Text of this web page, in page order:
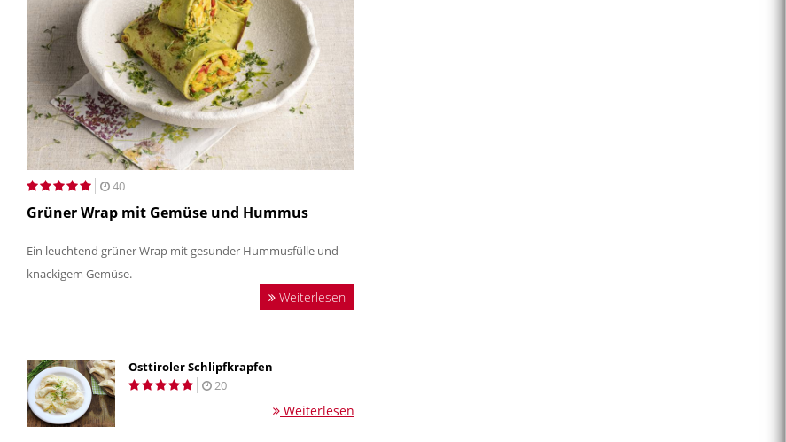
40
Grüner Wrap mit Gemüse und Hummus
Ein leuchtend grüner Wrap mit gesunder Hummusfülle und
knackigem Gemüse.
Weiterlesen
Osttiroler Schlipfkrapfen
20
Weiterlesen